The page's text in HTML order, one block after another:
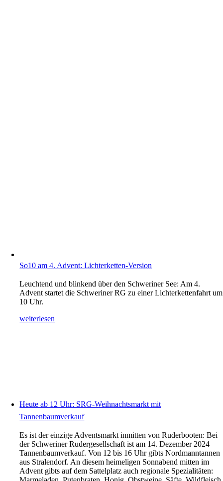
So10 am 4. Advent: Lichterketten-Version
Leuchtend und blinkend über den Schweriner See: Am 4.
Advent startet die Schweriner RG zu einer Lichterkettenfahrt um
10 Uhr.
weiterlesen
Heute ab 12 Uhr: SRG-Weihnachtsmarkt mit
Tannenbaumverkauf
Es ist der einzige Adventsmarkt inmitten von Ruderbooten: Bei
der Schweriner Rudergesellschaft ist am 14. Dezember 2024
Tannenbaumverkauf. Von 12 bis 16 Uhr gibts Nordmanntannen
aus Stralendorf. An diesem heimeligen Sonnabend mitten im
Advent gibts auf dem Sattelplatz auch regionale Spezialitäten: